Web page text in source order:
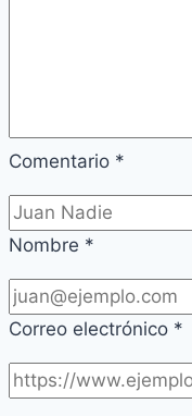
Comentario *
Nombre *
Correo electrónico *